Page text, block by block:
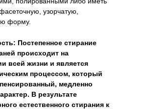
узорчатую,
форму.
Постепенное стирание
происходит на
всей жизни и является
процессом, который
медленно
В результате
естественного стирания к